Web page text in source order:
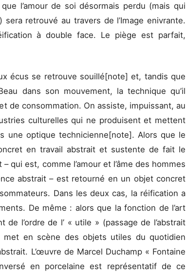
l’amour de soi désormais perdu (mais qui
sera retrouvé au travers de l’Image enivrante.
à double face. Le piège est parfait,
écus se retrouve souillé[note] et, tandis que
dans son mouvement, la technique qu’il
de consommation. On assiste, impuissant, au
culturelles qui ne produisent et mettent
une optique technicienne[note]. Alors que le
en travail abstrait et sustente de fait le
qui est, comme l’amour et l’âme des hommes
abstrait – est retourné en un objet concret
Dans les deux cas, la réification a
De même : alors que la fonction de l’art
l’ordre de l’ « utile » (passage de l’abstrait
met en scène des objets utiles du quotidien
L’œuvre de Marcel Duchamp « Fontaine
en porcelaine est représentatif de ce